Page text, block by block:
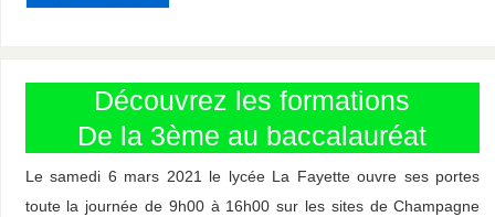
Découvrez les formations
De la 3ème au baccalauréat
Le samedi 6 mars 2021 le lycée La Fayette ouvre ses portes
toute la journée de 9h00 à 16h00 sur les sites de Champagne